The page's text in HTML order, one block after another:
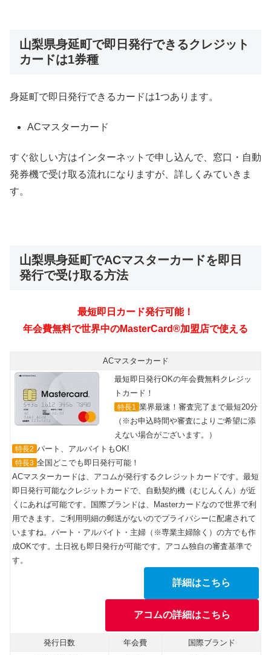
山梨県身延町で即日発行できるクレジット
カードは1券種
身延町で即日発行できるカードは1つあります。
ACマスターカード
すぐ欲しい方はインターネットで申し込んで、窓口・自動
発券機で受け取る流れになりますが、詳しくみていきま
す。
山梨県身延町でACマスターカードを即日
発行で受け取る方法
ACマスターカード
最短即日発行OKの年会費無料クレジッ
トカード！
特長1 業界最速！審査完了まで最短20分
（※お申込時間や審査によりご希望に添
えない場合がございます。）
特長2 パート、アルバイトもOK!
特長3 全国どこでも即日発行可能！
ACマスターカードは、アコムが発行するクレジットカードです。最短
即日発行可能なクレジットカードで、自動契約機（むじんくん）が近
くにあれば可能です。国際ブランドは、Masterカードなので世界で利
用できます。ご利用明細の郵送がないのでプライバシーに配慮されて
いますね。パート・アルバイト・主婦（※専業主婦除く）の方でも作
成OKです。土日祝も即日発行が可能です。アコム独自の審査基準で
す。
詳細はこちら
アコムの詳細はこちら
発行日数 年会費
国際ブランド